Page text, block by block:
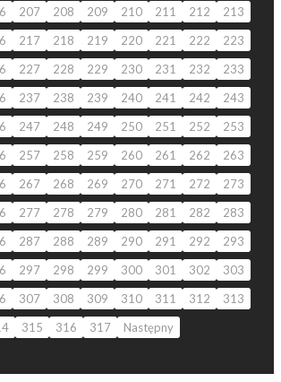
207 208 209 210 211 212
213
217 218 219 220 221 222
223
227 228 229 230 231 232
233
237 238 239 240 241 242
243
247 248 249 250 251 252
253
257 258 259 260 261 262
263
267 268 269 270 271 272
273
277 278 279 280 281 282
283
287 288 289 290 291 292
293
297 298 299 300 301 302
303
307 308 309 310 311 312
313
315 316 317 Następny